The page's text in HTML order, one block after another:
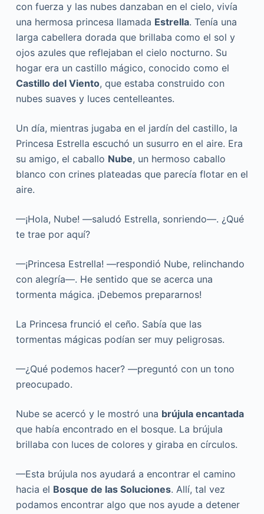
con fuerza y las nubes danzaban en el cielo, vivía
una hermosa princesa llamada Estrella. Tenía una
larga cabellera dorada que brillaba como el sol y
ojos azules que reflejaban el cielo nocturno. Su
hogar era un castillo mágico, conocido como el
Castillo del Viento, que estaba construido con
nubes suaves y luces centelleantes.
Un día, mientras jugaba en el jardín del castillo, la
Princesa Estrella escuchó un susurro en el aire. Era
su amigo, el caballo Nube, un hermoso caballo
blanco con crines plateadas que parecía flotar en el
aire.
—¡Hola, Nube! —saludó Estrella, sonriendo—. ¿Qué
te trae por aquí?
—¡Princesa Estrella! —respondió Nube, relinchando
con alegría—. He sentido que se acerca una
tormenta mágica. ¡Debemos prepararnos!
La Princesa frunció el ceño. Sabía que las
tormentas mágicas podían ser muy peligrosas.
—¿Qué podemos hacer? —preguntó con un tono
preocupado.
Nube se acercó y le mostró una brújula encantada
que había encontrado en el bosque. La brújula
brillaba con luces de colores y giraba en círculos.
—Esta brújula nos ayudará a encontrar el camino
hacia el Bosque de las Soluciones. Allí, tal vez
podamos encontrar algo que nos ayude a detener